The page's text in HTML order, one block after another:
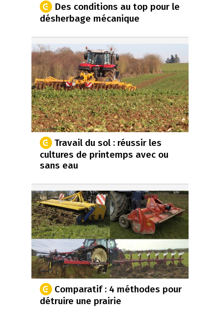
Des conditions au top pour le
désherbage mécanique
Travail du sol : réussir les
cultures de printemps avec ou
sans eau
Comparatif : 4 méthodes pour
détruire une prairie